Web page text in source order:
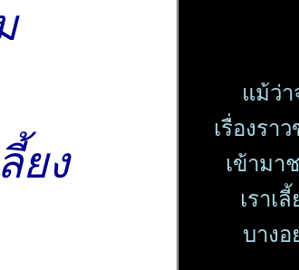
ยง
ม้ว่า
เรื่องรา
เข้ามา
เราเ
บาง